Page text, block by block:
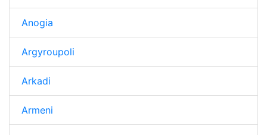
Anogia
Argyroupoli
Arkadi
Armeni